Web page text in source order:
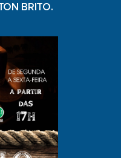
BRITO.